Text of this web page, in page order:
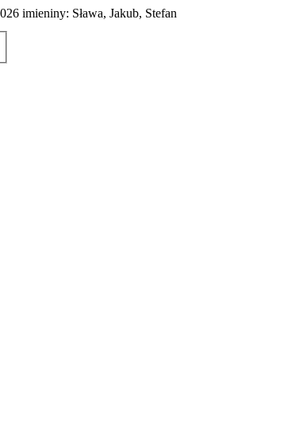
imieniny: Sława, Jakub, Stefan